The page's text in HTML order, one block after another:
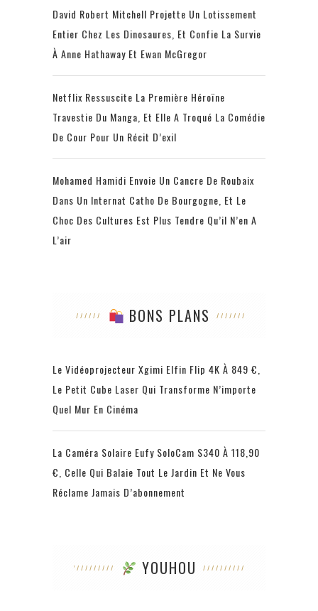
David Robert Mitchell Projette Un Lotissement
Entier Chez Les Dinosaures, Et Confie La Survie
À Anne Hathaway Et Ewan McGregor
Netflix Ressuscite La Première Héroïne
Travestie Du Manga, Et Elle A Troqué La Comédie
De Cour Pour Un Récit D’exil
Mohamed Hamidi Envoie Un Cancre De Roubaix
Dans Un Internat Catho De Bourgogne, Et Le
Choc Des Cultures Est Plus Tendre Qu’il N’en A
L’air
BONS PLANS
Le Vidéoprojecteur Xgimi Elfin Flip 4K À 849 €,
Le Petit Cube Laser Qui Transforme N’importe
Quel Mur En Cinéma
La Caméra Solaire Eufy SoloCam S340 À 118,90
€, Celle Qui Balaie Tout Le Jardin Et Ne Vous
Réclame Jamais D’abonnement
YOUHOU